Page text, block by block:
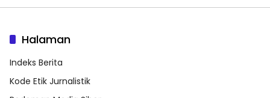
Halaman
Indeks Berita
Kode Etik Jurnalistik